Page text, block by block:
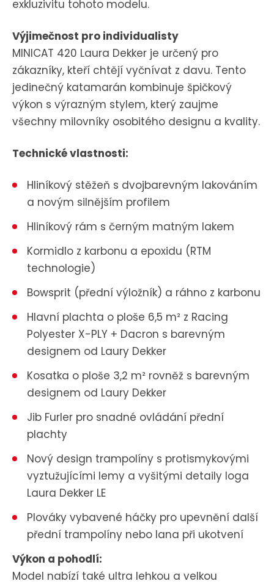
exkluzivitu tohoto modelu.
Výjimečnost pro individualisty
MINICAT 420 Laura Dekker je určený pro
zákazníky, kteří chtějí vyčnívat z davu. Tento
jedinečný katamarán kombinuje špičkový
výkon s výrazným stylem, který zaujme
všechny milovníky osobitého designu a kvality.
Technické vlastnosti:
Hliníkový stěžeň s dvojbarevným lakováním
a novým silnějším profilem
Hliníkový rám s černým matným lakem
Kormidlo z karbonu a epoxidu (RTM
technologie)
Bowsprit (přední výložník) a ráhno z karbonu
Hlavní plachta o ploše 6,5 m² z Racing
Polyester X-PLY + Dacron s barevným
designem od Laury Dekker
Kosatka o ploše 3,2 m² rovněž s barevným
designem od Laury Dekker
Jib Furler pro snadné ovládání přední
plachty
Nový design trampolíny s protismykovými
vyztužujícími lemy a vyšitými detaily loga
Laura Dekker LE
Plováky vybavené háčky pro upevnění další
přední trampolíny nebo lana při ukotvení
Výkon a pohodlí:
Model nabízí také ultra lehkou a velkou